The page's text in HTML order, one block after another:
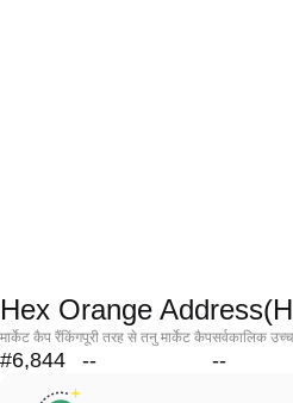
Hex Orange
मार्केट कैप रैंकिंग
#6,844
पूरी तरह से तनु मार्केट कैप
--
सर्वकालिक
--